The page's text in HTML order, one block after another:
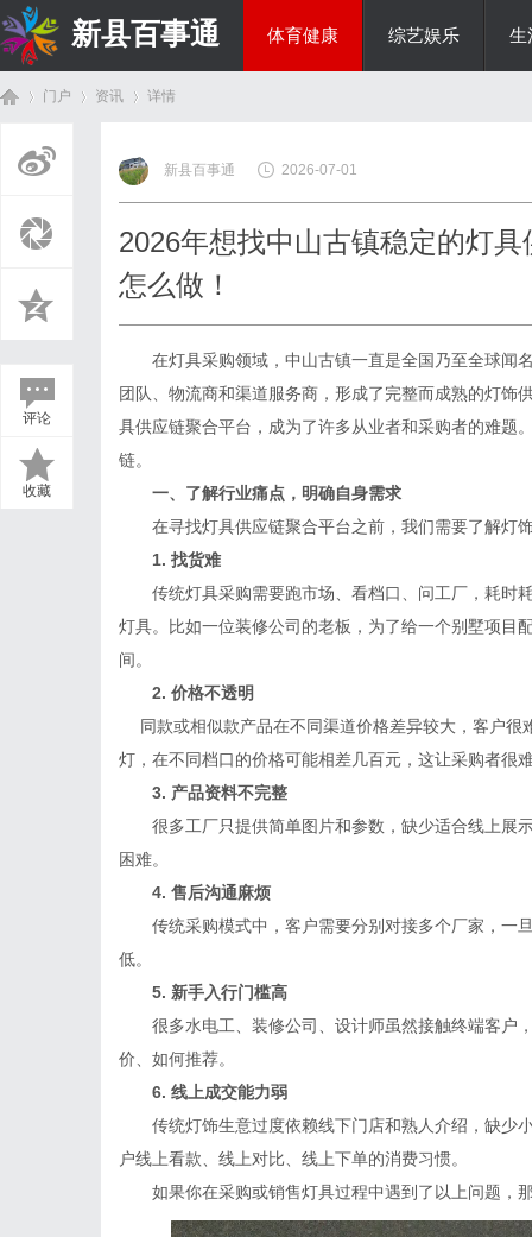
新县百事通 体育健康 综艺娱乐 生
门户 资讯
›
详情
评论
收藏
新县百事通 2026-07-01
2026年想找中山古镇稳定的灯
怎么做！
在灯具采购领域，中山古镇一直是全国乃至全球闻
团队、物流商和渠道服务商，形成了完整而成熟的灯饰
具供应链聚合平台，成为了许多从业者和采购者的难
链。
一、了解行业痛点，明确自身需求
在寻找灯具供应链聚合平台之前，我们需要了解灯
1. 找货难
传统灯具采购需要跑市场、看档口、问工厂，耗时
灯具。比如一位装修公司的老板，为了给一个别墅项目
间。
2. 价格不透明
同款或相似款产品在不同渠道价格差异较大，客户很
灯，在不同档口的价格可能相差几百元，这让采购者很
3. 产品资料不完整
很多工厂只提供简单图片和参数，缺少适合线上展
困难。
4. 售后沟通麻烦
传统采购模式中，客户需要分别对接多个厂家，一
低。
5. 新手入行门槛高
很多水电工、装修公司、设计师虽然接触终端客户
价、如何推荐。
6. 线上成交能力弱
传统灯饰生意过度依赖线下门店和熟人介绍，缺少
户线上看款、线上对比、线上下单的消费习惯。
如果你在采购或销售灯具过程中遇到了以上问题，